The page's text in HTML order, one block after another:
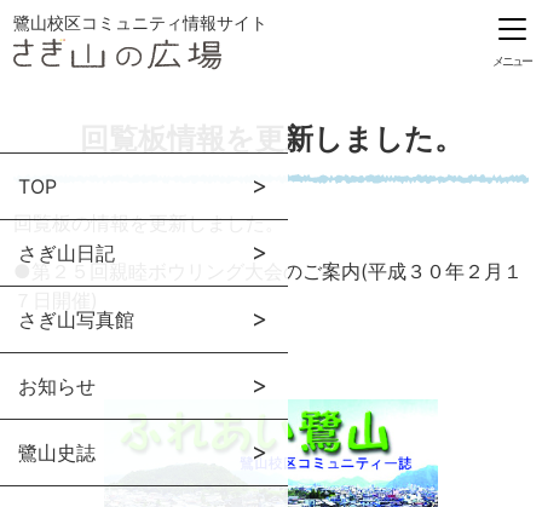
鷺山校区コミュニティ情報サイト
メニュー
TOP
さぎ山日記
さぎ山写真館
お知らせ
鷺山史誌
回覧板情報を更新しました。
回覧板の情報を更新しました。
● 第２５回親睦ボウリング大会のご案内(平成３０年２月１